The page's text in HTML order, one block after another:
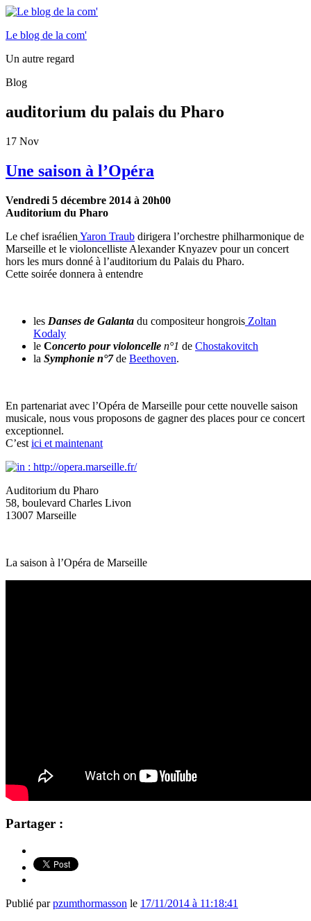
Le blog de la com'
Un autre regard
Blog
auditorium du palais du Pharo
17 Nov
Une saison à l’Opéra
Vendredi 5 décembre 2014 à 20h00
Auditorium du Pharo
Le chef israélien Yaron Traub dirigera l’orchestre philharmonique de
Marseille et le violoncelliste Alexander Knyazev pour un concert
hors les murs donné à l’auditorium du Palais du Pharo.
Cette soirée donnera à entendre
les Danses de Galanta du compositeur hongrois Zoltan
Kodaly
le Concerto pour violoncelle n°1 de Chostakovitch
la Symphonie n°7de Beethoven.
En partenariat avec l’Opéra de Marseille pour cette nouvelle saison
musicale, nous vous proposons de gagner des places pour ce concert
exceptionnel.
C’est ici et maintenant
Auditorium du Pharo
58, boulevard Charles Livon
13007 Marseille
La saison à l’Opéra de Marseille
Partager :
Publié parpzumthormasson le 17/11/2014 à 11:18:41